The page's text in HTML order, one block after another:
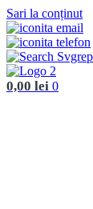
Sari la conținut
0,00 lei 0